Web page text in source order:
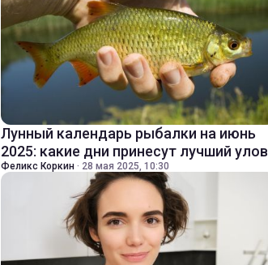
Лунный календарь рыбалки на июнь
2025: какие дни принесут лучший улов
Феликс Коркин · 28 мая 2025, 10:30